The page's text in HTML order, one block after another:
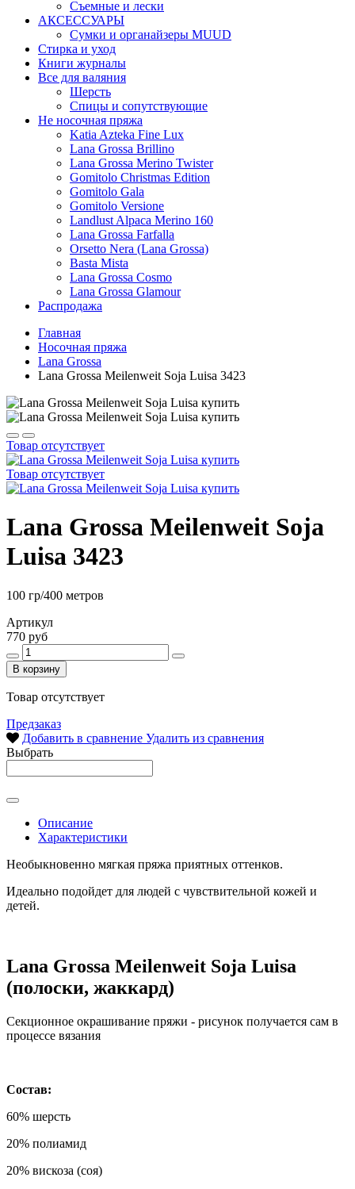
Съемные и лески
АКСЕССУАРЫ
Сумки и органайзеры MUUD
Стирка и уход
Книги журналы
Все для валяния
Шерсть
Спицы и сопутствующие
Не носочная пряжа
Katia Azteka Fine Lux
Lana Grossa Brillino
Lana Grossa Merino Twister
Gomitolo Christmas Edition
Gomitolo Gala
Gomitolo Versione
Landlust Alpaca Merino 160
Lana Grossa Farfalla
Orsetto Nera (Lana Grossa)
Basta Mista
Lana Grossa Cosmo
Lana Grossa Glamour
Распродажа
Главная
Носочная пряжа
Lana Grossa
Lana Grossa Meilenweit Soja Luisa 3423
Товар отсутствует
Товар отсутствует
Lana Grossa Meilenweit Soja
Luisa 3423
100 гр/400 метров
Артикул
770 руб
В корзину
Товар отсутствует
Предзаказ
Добавить в сравнение Удалить из сравнения
Выбрать
Описание
Характеристики
Необыкновенно мягкая пряжа приятных оттенков.
Идеально подойдет для людей с чувствительной кожей и
детей.
Lana Grossa Meilenweit Soja Luisa
(полоски, жаккард)
Секционное окрашивание пряжи - рисунок получается сам в
процессе вязания
Состав:
60% шерсть
20% полиамид
20% вискоза (соя)